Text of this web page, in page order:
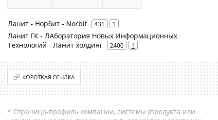
Ланит - Норбит - Norbit 431 1
Ланит ГК - ЛАборатория Новых Информационных
Технологий - Ланит холдинг
2400 1
КОРОТКАЯ ССЫЛКА
* Страница-профиль компании, системы (продукта или